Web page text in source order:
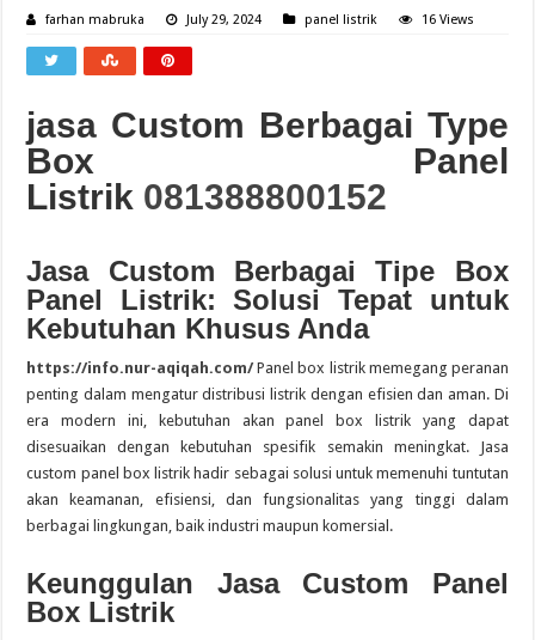
farhan mabruka July 29, 2024 panel listrik 16 Views
jasa Custom Berbagai Type
Box Panel
Listrik 081388800152
Jasa Custom Berbagai Tipe Box
Panel Listrik: Solusi Tepat untuk
Kebutuhan Khusus Anda
https://info.nur-aqiqah.com/Panel box listrik memegang peranan
penting dalam mengatur distribusi listrik dengan efisien dan aman. Di
era modern ini, kebutuhan akan panel box listrik yang dapat
disesuaikan dengan kebutuhan spesifik semakin meningkat. Jasa
custom panel box listrik hadir sebagai solusi untuk memenuhi tuntutan
akan keamanan, efisiensi, dan fungsionalitas yang tinggi dalam
berbagai lingkungan, baik industri maupun komersial.
Keunggulan Jasa Custom Panel
Box Listrik